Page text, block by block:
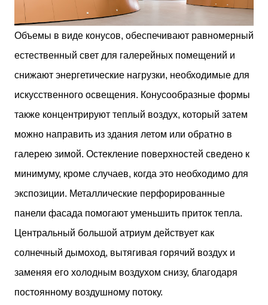
Объемы в виде конусов, обеспечивают равномерный
естественный свет для галерейных помещений и
снижают энергетические нагрузки, необходимые для
искусственного освещения. Конусообразные формы
также концентрируют теплый воздух, который затем
можно направить из здания летом или обратно в
галерею зимой. Остекление поверхностей сведено к
минимуму, кроме случаев, когда это необходимо для
экспозиции. Металлические перфорированные
панели фасада помогают уменьшить приток тепла.
Центральный большой атриум действует как
солнечный дымоход, вытягивая горячий воздух и
заменяя его холодным воздухом снизу, благодаря
постоянному воздушному потоку.